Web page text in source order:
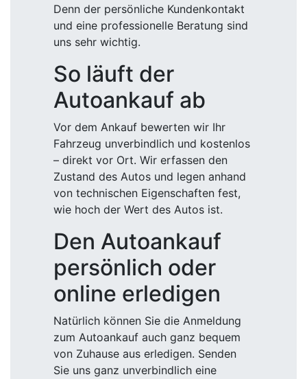
Denn der persönliche Kundenkontakt
und eine professionelle Beratung sind
uns sehr wichtig.
So läuft der
Autoankauf ab
Vor dem Ankauf bewerten wir Ihr
Fahrzeug unverbindlich und kostenlos
– direkt vor Ort. Wir erfassen den
Zustand des Autos und legen anhand
von technischen Eigenschaften fest,
wie hoch der Wert des Autos ist.
Den Autoankauf
persönlich oder
online erledigen
Natürlich können Sie die Anmeldung
zum Autoankauf auch ganz bequem
von Zuhause aus erledigen. Senden
Sie uns ganz unverbindlich eine